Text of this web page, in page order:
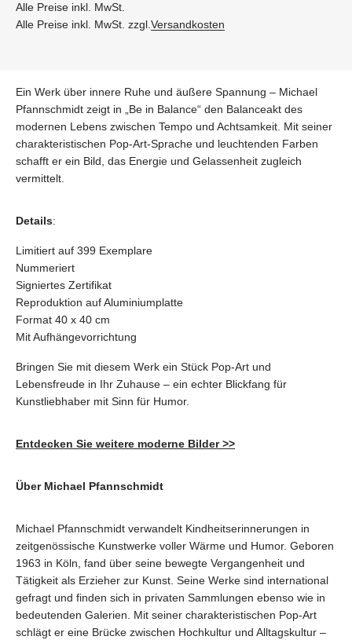
Alle Preise inkl. MwSt.
Alle Preise inkl. MwSt. zzgl.Versandkosten
Ein Werk über innere Ruhe und äußere Spannung – Michael
Pfannschmidt zeigt in „Be in Balance“ den Balanceakt des
modernen Lebens zwischen Tempo und Achtsamkeit. Mit seiner
charakteristischen Pop-Art-Sprache und leuchtenden Farben
schafft er ein Bild, das Energie und Gelassenheit zugleich
vermittelt.
Details:
Limitiert auf 399 Exemplare
Nummeriert
Signiertes Zertifikat
Reproduktion auf Aluminiumplatte
Format 40 x 40 cm
Mit Aufhängevorrichtung
Bringen Sie mit diesem Werk ein Stück Pop-Art und
Lebensfreude in Ihr Zuhause – ein echter Blickfang für
Kunstliebhaber mit Sinn für Humor.
Entdecken Sie weitere moderne Bilder >>
Über Michael Pfannschmidt
Michael Pfannschmidt verwandelt Kindheitserinnerungen in
zeitgenössische Kunstwerke voller Wärme und Humor. Geboren
1963 in Köln, fand über seine bewegte Vergangenheit und
Tätigkeit als Erzieher zur Kunst. Seine Werke sind international
gefragt und finden sich in privaten Sammlungen ebenso wie in
bedeutenden Galerien. Mit seiner charakteristischen Pop-Art
schlägt er eine Brücke zwischen Hochkultur und Alltagskultur –